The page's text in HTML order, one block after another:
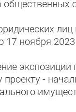
17 ноября 2023
-